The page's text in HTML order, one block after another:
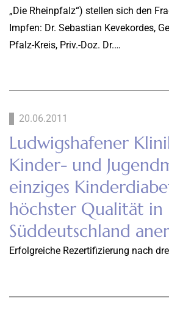
„Die Rheinpfalz“) stellen sich den
Impfen: Dr. Sebastian Kevekordes,
Pfalz-Kreis, Priv.-Doz. Dr.…
20.06.2011
Ludwigshafener
Kinder- und
einziges
höchster Qualität in
Süddeutschland
Erfolgreiche Rezertifizierung nach